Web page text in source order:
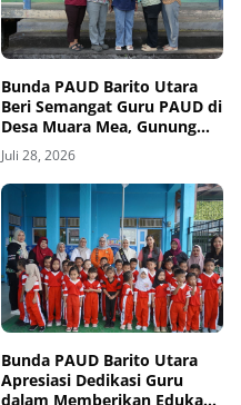
Bunda PAUD Barito Utara
Beri Semangat Guru PAUD di
Desa Muara Mea, Gunung
Purei
Juli 28, 2026
Bunda PAUD Barito Utara
Apresiasi Dedikasi Guru
dalam Memberikan Edukasi